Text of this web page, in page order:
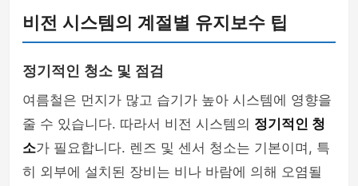
비전 시스템의 계절별 유지보수 팁
정기적인 청소 및 점검
여름철은 먼지가 많고 습기가 높아 시스템에 영향을
줄 수 있습니다. 따라서 비전 시스템의 정기적인 청
소가 필요합니다. 렌즈 및 센서 청소는 기본이며, 특
히 외부에 설치된 장비는 비나 바람에 의해 오염될